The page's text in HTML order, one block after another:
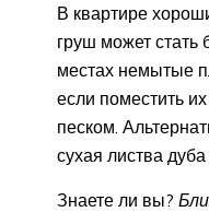
В квартире
груш может стать
местах немытые
если поместить
песком.
сухая листва дуба
Знаете ли вы?